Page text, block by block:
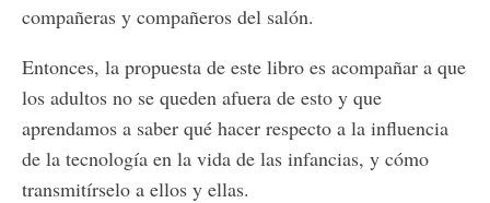
compañeras y compañeros del salón.
Entonces, la propuesta de este libro es acompañar a que
los adultos no se queden afuera de esto y que
aprendamos a saber qué hacer respecto a la influencia
de la tecnología en la vida de las infancias, y cómo
transmitírselo a ellos y ellas.